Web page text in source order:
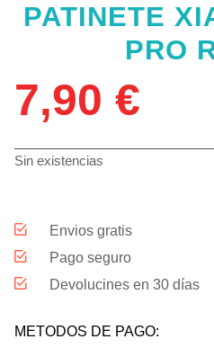
PATINETE
PRO
7,90 €
Sin existencias
Envios gratis
Pago seguro
Devolucines en 30 días
METODOS DE PAGO: